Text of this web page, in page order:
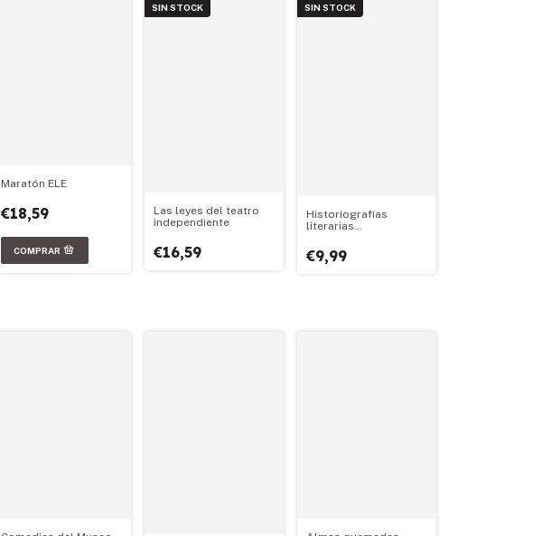
Maratón ELE
€18,59
SIN STOCK
Las leyes del teatro
independiente
€16,59
SIN STOCK
Historiografías
literarias
€9,99